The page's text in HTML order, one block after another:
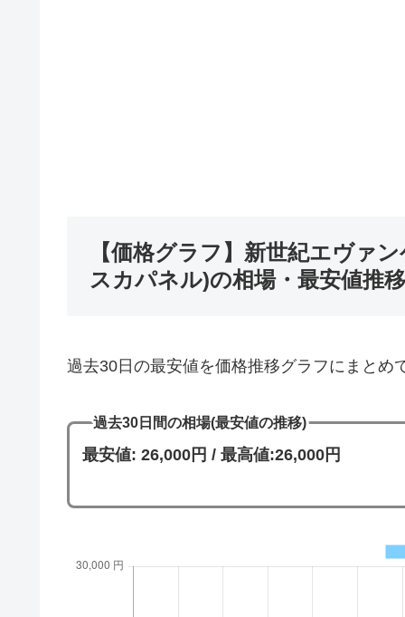
【価格グラフ】新世紀エヴァ
スカパネル)の相場・最安値推移
過去30日の最安値を価格推移グラフにまとめ
過去30日間の相場(最安値の推移)
最安値: 26,000円 / 最高値:26,000円